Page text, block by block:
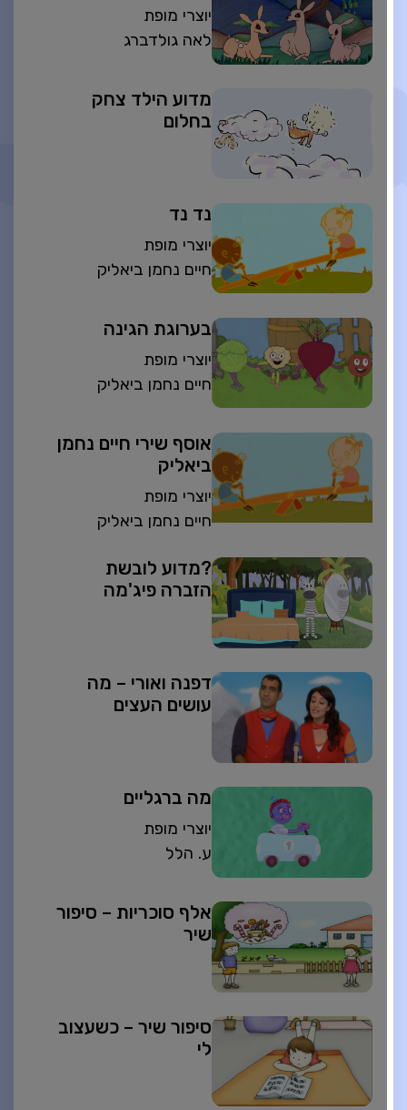
יוצרי מופת
לאה גולדברג
מדוע הילד צחק
בחלום
נד נד
יוצרי מופת
חיים נחמן ביאליק
בערוגת הגינה
יוצרי מופת
חיים נחמן ביאליק
אוסף שירי חיים נחמן
ביאליק
יוצרי מופת
חיים נחמן ביאליק
?מדוע לובשת
הזברה פיג'מה
דפנה ואורי – מה
עושים העצים
מה ברגליים
יוצרי מופת
ע. הלל
אלף סוכריות – סיפור
שיר
סיפור שיר – כשעצוב